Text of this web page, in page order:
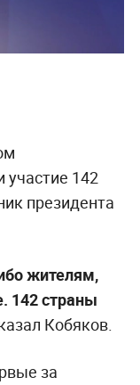
142
президента
жителям,
142 страны
Кобяков.
за